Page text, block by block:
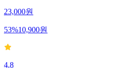
23,000원
53%10,900원
4.8